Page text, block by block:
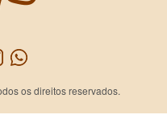
os direitos reservados.